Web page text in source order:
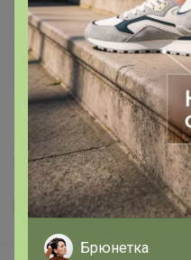
Для вас
Доставка ~ 18
счет
После 25 августа
Делая заказ, Вы
регламентом выкупаи
Брюнетка